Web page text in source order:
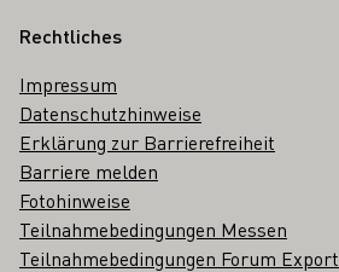
Rechtliches
Impressum
Datenschutzhinweise
Erklärung zur Barrierefreiheit
Barriere melden
Fotohinweise
Teilnahmebedingungen Messen
Teilnahmebedingungen Forum Export